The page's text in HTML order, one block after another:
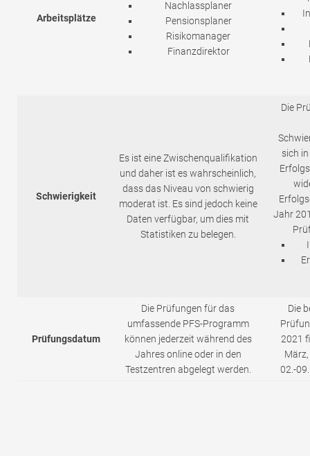
Arbeitsplätze
Nachlassplaner
Pensionsplaner
Risikomanager
Finanzdirektor
Schwierigkeit
Es ist eine Zwischenqualifikation
und daher ist es wahrscheinlich,
dass das Niveau von schwierig
moderat ist. Es sind jedoch keine
Daten verfügbar, um dies mit
Statistiken zu belegen.
Die
sich
Jahr
Prüfungsdatum
Die Prüfungen für das
umfassende PFS-Programm
können jederzeit während des
Jahres online oder in den
Testzentren abgelegt werden.
Die
2021
02.-